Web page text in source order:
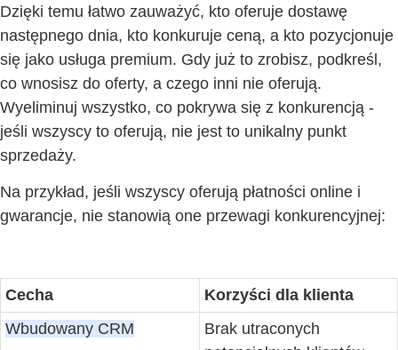
Dzięki temu łatwo zauważyć, kto oferuje dostawę
następnego dnia, kto konkuruje ceną, a kto pozycjonuje
się jako usługa premium. Gdy już to zrobisz, podkreśl,
co wnosisz do oferty, a czego inni nie oferują.
Wyeliminuj wszystko, co pokrywa się z konkurencją -
jeśli wszyscy to oferują, nie jest to unikalny punkt
sprzedaży.
Na przykład, jeśli wszyscy oferują płatności online i
gwarancje, nie stanowią one przewagi konkurencyjnej:
Cecha
Korzyści dla klienta
Wbudowany CRM
Brak utraconych